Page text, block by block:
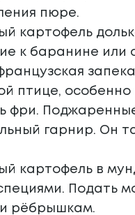
пюре.
картофель
к баранине или
птице, особенно
фри.
гарнир. Он
картофель в
Подать
рёбрышкам.